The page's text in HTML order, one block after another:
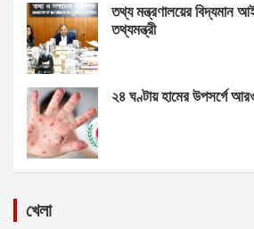
তথ্য মন্ত্রণালয়ের বিদ্যমান
তথ্যমন্ত্রী
২৪ ঘণ্টায় হামের উপসর্গে
খেলা